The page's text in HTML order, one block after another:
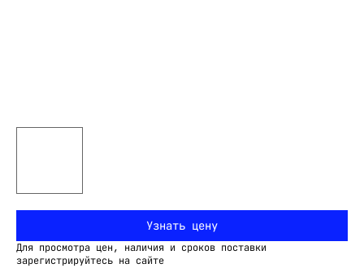
Узнать цену
Для просмотра цен, наличия и сроков поставки
зарегистрируйтесь на сайте